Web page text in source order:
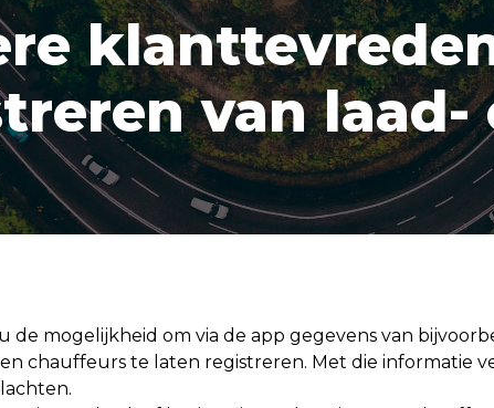
van laad-
de mogelijkheid om via de app gegevens van
chauffeurs te laten registreren. Met die informatie